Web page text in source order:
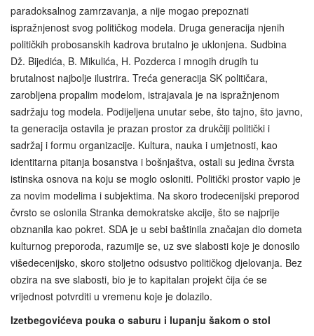
paradoksalnog zamrzavanja, a nije mogao prepoznati
ispražnjenost svog političkog modela. Druga generacija njenih
političkih probosanskih kadrova brutalno je uklonjena. Sudbina
Dž. Bijedića, B. Mikulića, H. Pozderca i mnogih drugih tu
brutalnost najbolje ilustrira. Treća generacija SK političara,
zarobljena propalim modelom, istrajavala je na ispražnjenom
sadržaju tog modela. Podijeljena unutar sebe, što tajno, što javno,
ta generacija ostavila je prazan prostor za drukčiji politički i
sadržaj i formu organizacije. Kultura, nauka i umjetnosti, kao
identitarna pitanja bosanstva i bošnjaštva, ostali su jedina čvrsta
istinska osnova na koju se moglo osloniti. Politički prostor vapio je
za novim modelima i subjektima. Na skoro trodecenijski preporod
čvrsto se oslonila Stranka demokratske akcije, što se najprije
obznanila kao pokret. SDA je u sebi baštinila značajan dio dometa
kulturnog preporoda, razumije se, uz sve slabosti koje je donosilo
višedecenijsko, skoro stoljetno odsustvo političkog djelovanja. Bez
obzira na sve slabosti, bio je to kapitalan projekt čija će se
vrijednost potvrditi u vremenu koje je dolazilo.
Izetbegovićeva pouka o saburu i lupanju šakom o stol